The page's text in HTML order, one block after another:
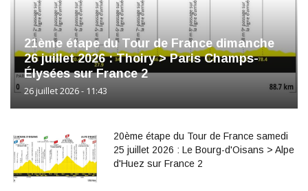
21ème étape du Tour de France dimanche
26 juillet 2026 : Thoiry > Paris Champs-
Élysées sur France 2
26 juillet 2026 - 11:43
20ème étape du Tour de France samedi
25 juillet 2026 : Le Bourg-d'Oisans > Alpe
d'Huez sur France 2